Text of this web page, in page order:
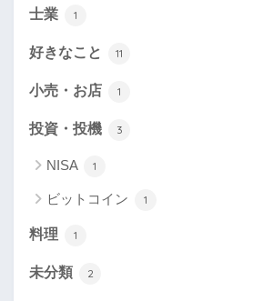
士業 1
好きなこと 11
小売・お店 1
投資・投機 3
NISA 1
ビットコイン 1
料理 1
未分類 2